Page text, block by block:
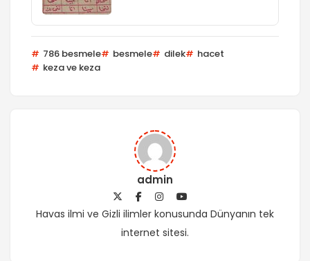
786 besmele besmele dilek
hacet
keza ve keza
admin
Havas ilmi ve Gizli ilimler konusunda Dünyanın tek
internet sitesi.